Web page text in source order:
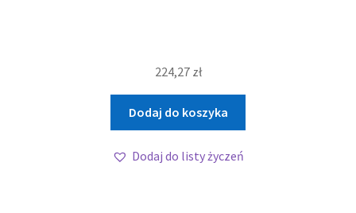
224,27 zł
Dodaj do koszyka
Dodaj do listy życzeń